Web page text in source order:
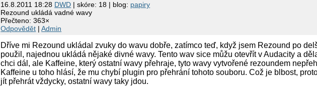
16.8.2011 18:28 DWD | skóre: 18 | blog: papiry
Rezound ukládá vadné wavy
Přečteno: 363×
Odpovědět |Admin
Dříve mi Rezound ukládal zvuky do wavu dobře, zatímco teď, když jsem Rezound po
použil, najednou ukládá nějaké divné wavy. Tento wav sice můžu otevřít v Audacity a
chci dál, ale Kaffeine, který ostatní wavy přehraje, tyto wavy vytvořené rezoundem
Kaffeine u toho hlásí, že mu chybí plugin pro přehrání tohoto souboru. Což je blbost,
jít přehrát vždycky, ostatní wavy taky jdou.